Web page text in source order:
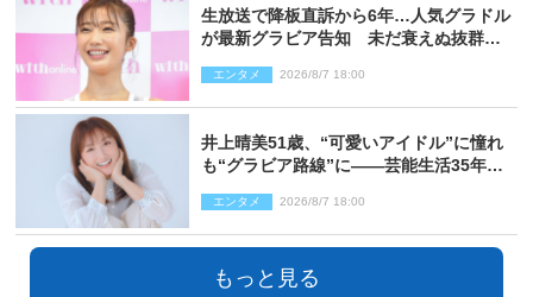
生放送で降板直訴から6年…人気グラドル
が最新グラビア告知 未だ衰えぬ抜群ス
エンタメ 2026/8/7 18:00
井上晴美51歳、“可愛いアイドル”に憧れ
も“グラビア路線”に――芸能生活35年を
エンタメ 2026/8/7 18:00
もっと見る